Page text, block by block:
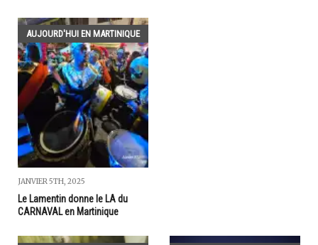
AUJOURD'HUI EN MARTINIQUE
JANVIER 5TH, 2025
Le Lamentin donne le LA du
CARNAVAL en Martinique